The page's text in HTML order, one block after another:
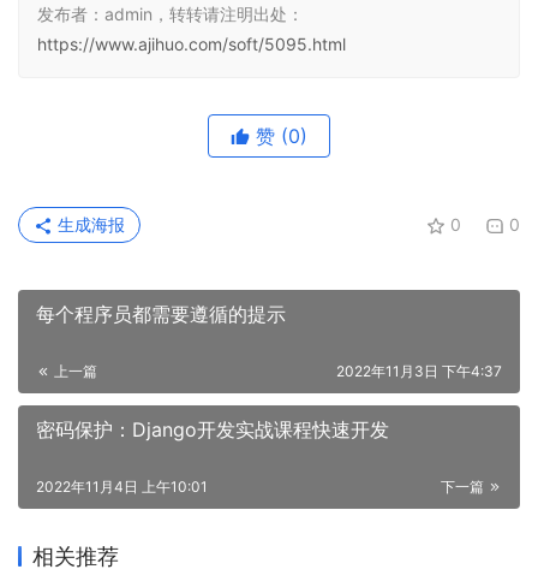
发布者：admin，转转请注明出处：
https://www.ajihuo.com/soft/5095.html
赞 (0)
0 0
生成海报
每个程序员都需要遵循的提示
上一篇 2022年11月3日 下午4:37
密码保护：Django开发实战课程快速开发
下一篇
2022年11月4日 上午10:01
相关推荐